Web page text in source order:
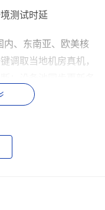
测试时延
内、东南亚、欧美核
调取当地机房真机，
Next
全系列机型，新机
商，
卓系统，适配同时布